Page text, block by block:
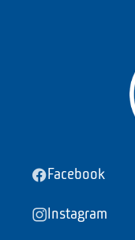
Facebook
Instagram